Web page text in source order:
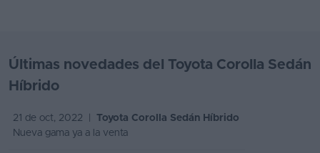
Últimas novedades del Toyota Corolla Sedán
Híbrido
21 de oct, 2022 | Toyota Corolla Sedán Híbrido
Nueva gama ya a la venta